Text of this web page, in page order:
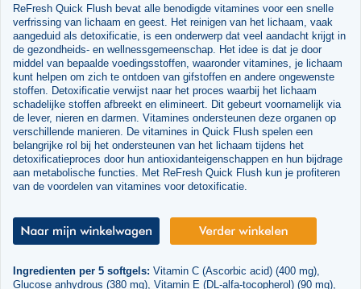
ReFresh Quick Flush bevat alle benodigde vitamines voor een snelle
verfrissing van lichaam en geest. Het reinigen van het lichaam, vaak
aangeduid als detoxificatie, is een onderwerp dat veel aandacht krijgt in
de gezondheids- en wellnessgemeenschap. Het idee is dat je door
middel van bepaalde voedingsstoffen, waaronder vitamines, je lichaam
kunt helpen om zich te ontdoen van gifstoffen en andere ongewenste
stoffen. Detoxificatie verwijst naar het proces waarbij het lichaam
schadelijke stoffen afbreekt en elimineert. Dit gebeurt voornamelijk via
de lever, nieren en darmen. Vitamines ondersteunen deze organen op
verschillende manieren. De vitamines in Quick Flush spelen een
belangrijke rol bij het ondersteunen van het lichaam tijdens het
detoxificatieproces door hun antioxidanteigenschappen en hun bijdrage
aan metabolische functies. Met ReFresh Quick Flush kun je profiteren
van de voordelen van vitamines voor detoxificatie.
Ingredienten per 5 softgels: Vitamin C (Ascorbic acid) (400 mg),
Glucose anhydrous (380 mg), Vitamin E (DL-alfa-tocopherol) (90 mg),